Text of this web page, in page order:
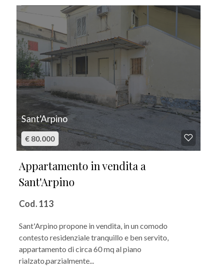
Sant'Arpino
€ 80.000
Appartamento in vendita a
Sant'Arpino
Cod. 113
Sant'Arpino propone in vendita, in un comodo
contesto residenziale tranquillo e ben servito,
appartamento di circa 60 mq al piano
rialzato,parzialmente...